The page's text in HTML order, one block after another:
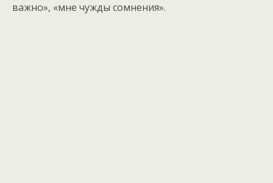
важно», «мне чужды сомнения».